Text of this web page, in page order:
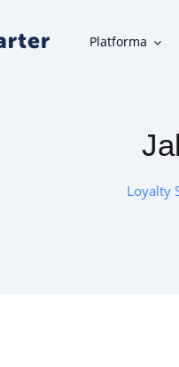
Platforma
Loyalty